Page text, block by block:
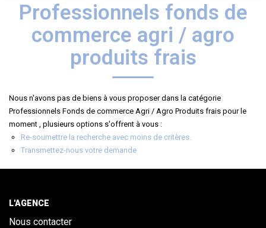
ESTIMER
NOS AGENCES
ALERTE
CONTACT
Sélectionnez...
Type de bien
Surface min
Plus de critères
Professionnels fonds de
commerce agri / agro
produits frais
Nous n'avons pas de biens à vous proposer dans la catégorie
Professionnels Fonds de commerce Agri / Agro Produits frais pour le
moment , plusieurs options s'offrent à vous :
Re-soumettre la recherche avec moins de critères.
Transmettez-nous votre demande
L'AGENCE
Nous contacter